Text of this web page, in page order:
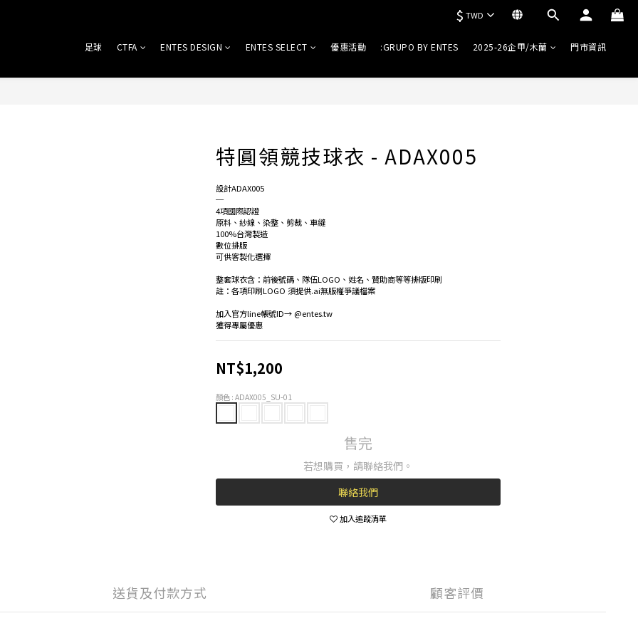
$ TWD
足球 CTFA ENTES DESIGN ENTES SELECT 優惠活動 :GRUPO BY ENTES 2025-26企甲/木蘭 門市資訊
特圓領競技球衣 - ADAX005
設計ADAX005
─
4項國際認證
原料、紗線、染整、剪裁、車縫
100%台灣製造
數位排版
可供客製化選擇
整套球衣含：前後號碼、隊伍LOGO、姓名、贊助商等等排版印刷
註：各項印刷LOGO 須提供.ai無版權爭議檔案
加入官方line帳號ID→ @entes.tw
獲得專屬優惠
NT$1,200
顏色 : ADAX005_SU-01
售完
若想購買，請聯絡我們。
聯絡我們
加入追蹤清單
送貨及付款方式 顧客評價